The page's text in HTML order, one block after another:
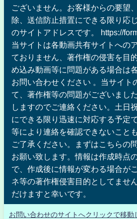
ございません。お客様からの要望
除、送信防止措置にできる限り応
のサイトアドレスです。 https://
当サイトは各動画共有サイトへの
ておりません、著作権の侵害を目
め込み動画等に問題がある場合は
お問い合わせください 。当サイト
て、著作権等の問題がございまし
しますのでご連絡ください。土日
にできる限り迅速に対応する予定
等により連絡を確認できないこと
ご了承ください。まずはこちらの
お願い致します。情報は作成時点
で、作成後に情報が変わる場合が
ネ等の著作権侵害目的としてませ
だけますと幸いです。
お問い合わせのサイトへクリックで移動